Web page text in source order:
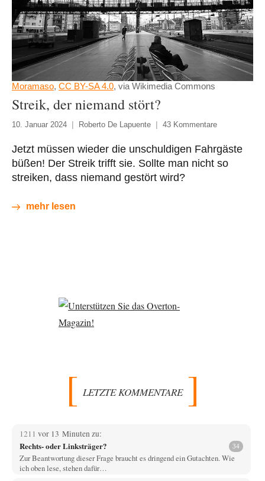
Moramaso, CC BY-SA 4.0, via Wikimedia Commons
Streik, der niemand stört?
10. Januar 2024 Roberto De Lapuente 43 Kommentare
Jetzt müssen wieder die unschuldigen Fahrgäste
büßen! Der Streik trifft sie. Sollte man nicht so
streiken, dass niemand gestört wird?
mehr lesen
LETZTE KOMMENTARE
1211 vor 13 Minuten zu:
Rechts- oder Linksträger? 34
Zur Beantwortung dieser Frage braucht es dringend ein Gutachten. Wie
ich oben lese, stehen dafür…